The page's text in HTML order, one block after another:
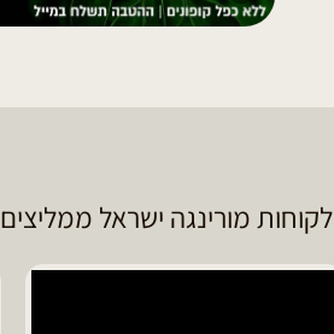
לקוחות מורינגה ישראל ממליצים